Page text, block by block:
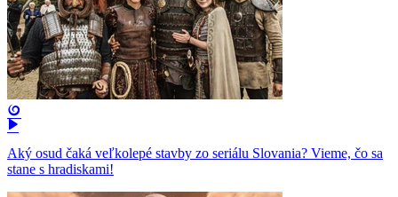
Aký osud čaká veľkolepé stavby zo seriálu Slovania? Vieme, čo sa
stane s hradiskami!